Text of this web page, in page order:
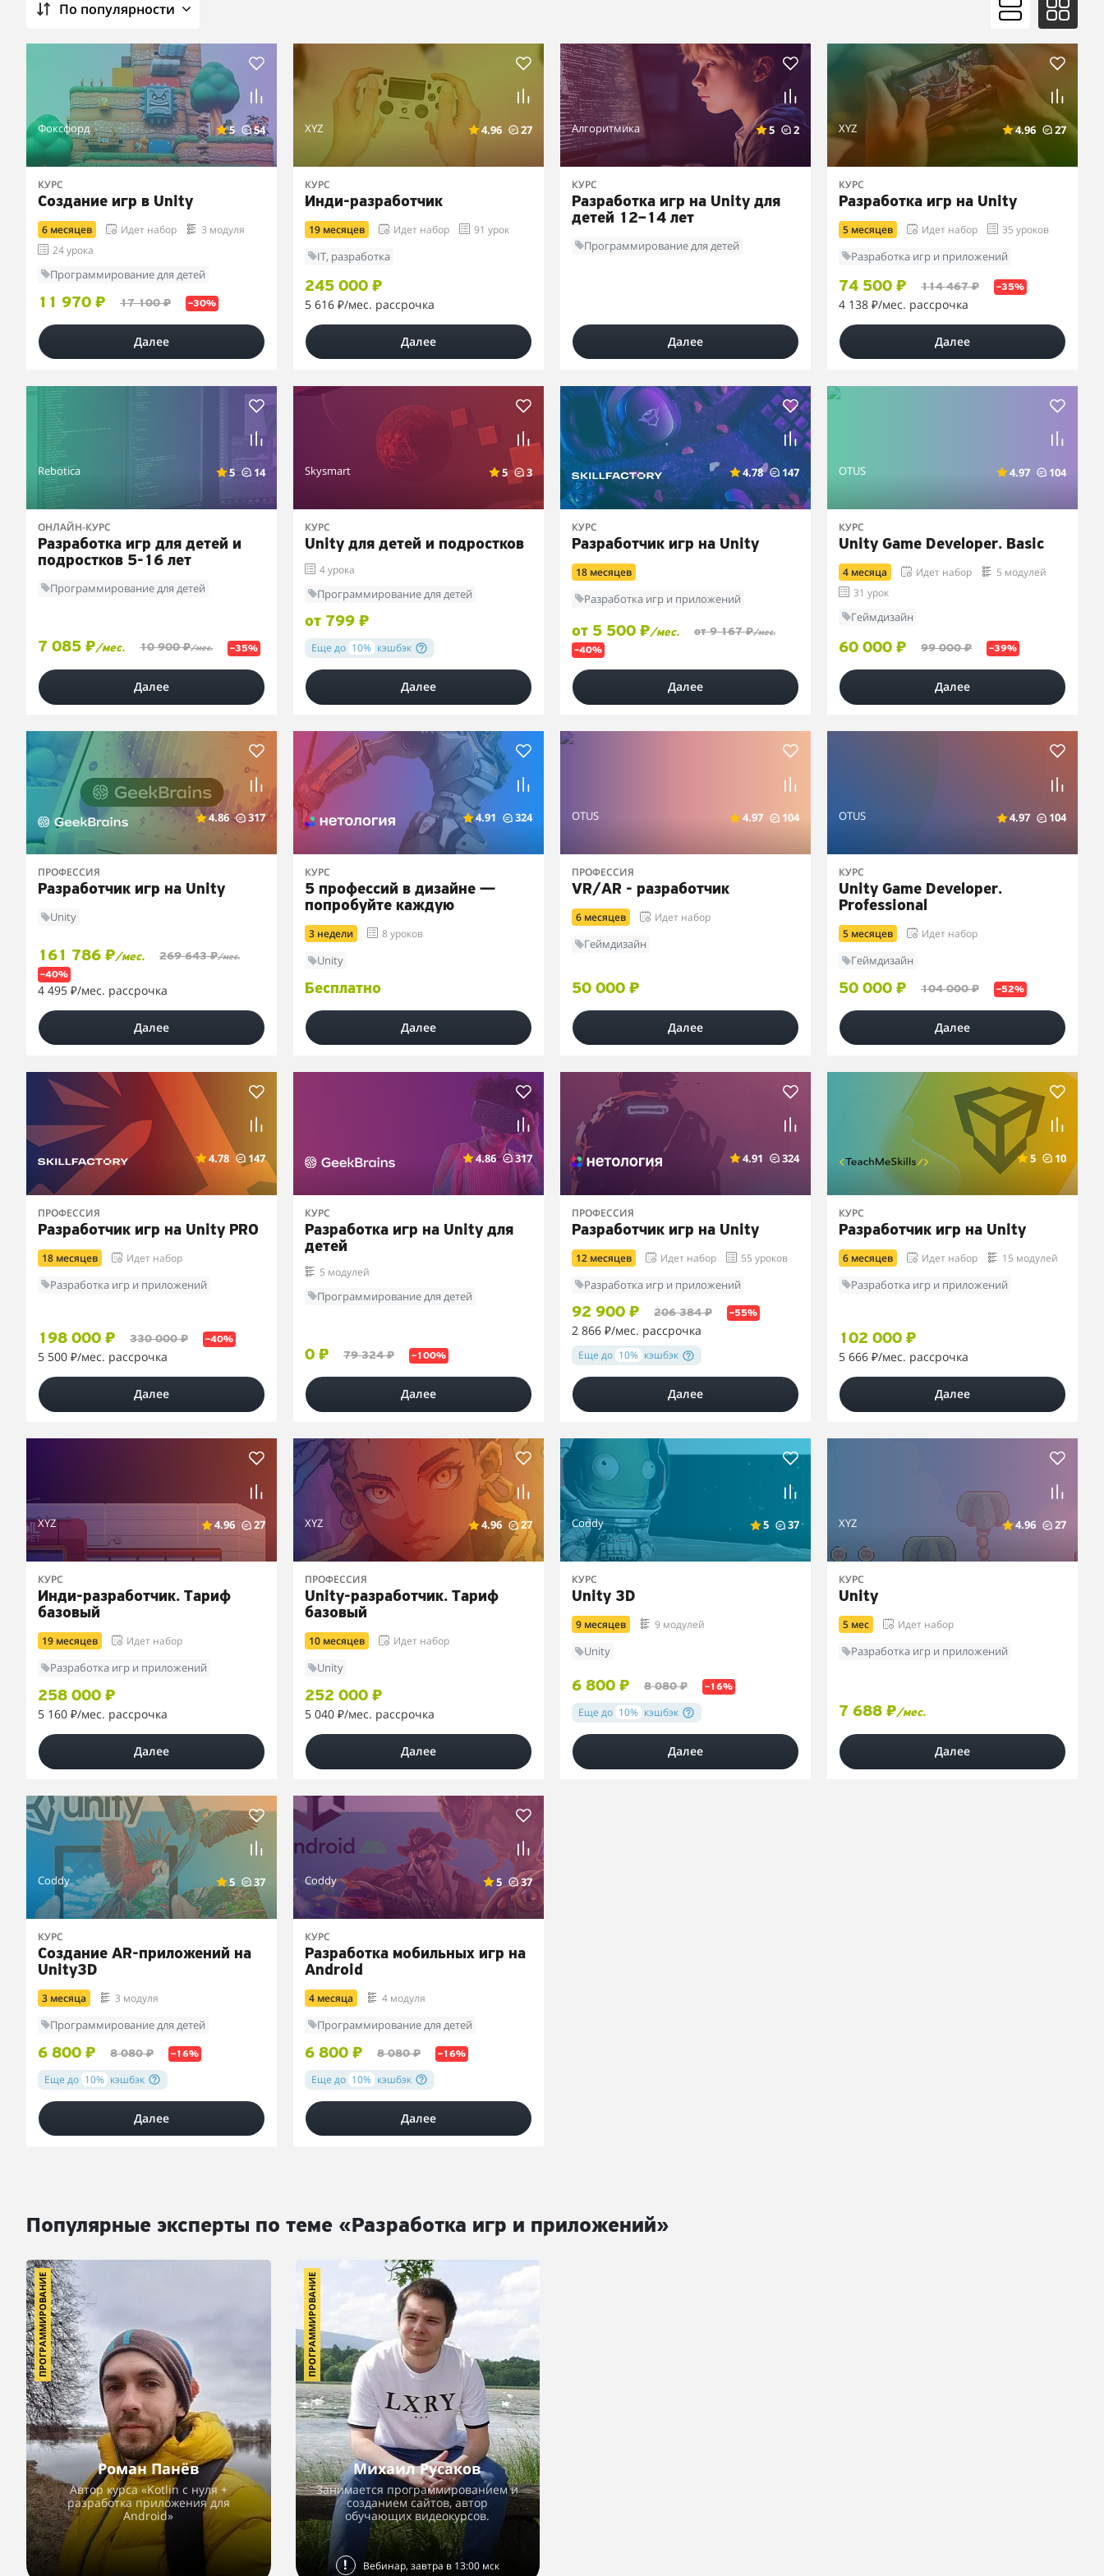
По популярности
Фоксфорд 5 54
КУРС
Создание игр в Unity
6 месяцев Идет набор
3 модуля
24 урока
Программирование для детей
11 970 ₽ 17 100 ₽ –30%
Далее
XYZ 4.96 27
КУРС
Инди-разработчик
19 месяцев Идет набор 91 урок
IT, разработка
245 000 ₽
5 616 ₽/мес. рассрочка
Далее
Алгоритмика 5 2
КУРС
Разработка игр на Unity для
детей 12–14 лет
Программирование для детей
Далее
XYZ 4.96 27
КУРС
Разработка игр на Unity
5 месяцев Идет набор 35 уроков
Разработка игр и приложений
74 500 ₽ 114 467 ₽ –35%
4 138 ₽/мес. рассрочка
Далее
Rebotica 5 14
ОНЛАЙН-КУРС
Разработка игр для детей и
подростков 5-16 лет
Программирование для детей
7 085 ₽/мес. 10 900 ₽/мес. –35%
Далее
Skysmart 5 3
КУРС
Unity для детей и подростков
4 урока
Программирование для детей
от 799 ₽
Еще до 10% кэшбэк
Далее
4.78 147
КУРС
Разработчик игр на Unity
18 месяцев
Разработка игр и приложений
от 5 500 ₽/мес. от 9 167 ₽/мес.
–40%
Далее
OTUS 4.97 104
КУРС
Unity Game Developer. Basic
4 месяца Идет набор
5 модулей
31 урок
Геймдизайн
60 000 ₽ 99 000 ₽ –39%
Далее
4.86 317
ПРОФЕССИЯ
Разработчик игр на Unity
Unity
161 786 ₽/мес. 269 643 ₽/мес.
–40%
4 495 ₽/мес. рассрочка
Далее
4.91 324
КУРС
5 профессий в дизайне —
попробуйте каждую
3 недели 8 уроков
Unity
Бесплатно
Далее
OTUS 4.97 104
ПРОФЕССИЯ
VR/AR - разработчик
6 месяцев Идет набор
Геймдизайн
50 000 ₽
Далее
OTUS 4.97 104
КУРС
Unity Game Developer.
Professional
5 месяцев Идет набор
Геймдизайн
50 000 ₽ 104 000 ₽ –52%
Далее
4.78 147
ПРОФЕССИЯ
Разработчик игр на Unity PRO
18 месяцев Идет набор
Разработка игр и приложений
198 000 ₽ 330 000 ₽ –40%
5 500 ₽/мес. рассрочка
Далее
4.86 317
КУРС
Разработка игр на Unity для
детей
5 модулей
Программирование для детей
0 ₽ 79 324 ₽ –100%
Далее
4.91 324
ПРОФЕССИЯ
Разработчик игр на Unity
12 месяцев Идет набор 55 уроков
Разработка игр и приложений
92 900 ₽ 206 384 ₽ –55%
2 866 ₽/мес. рассрочка
Еще до 10% кэшбэк
Далее
5 10
КУРС
Разработчик игр на Unity
6 месяцев Идет набор 15 модулей
Разработка игр и приложений
102 000 ₽
5 666 ₽/мес. рассрочка
Далее
XYZ 4.96 27
КУРС
Инди-разработчик. Тариф
базовый
19 месяцев Идет набор
Разработка игр и приложений
258 000 ₽
5 160 ₽/мес. рассрочка
Далее
XYZ 4.96 27
ПРОФЕССИЯ
Unity-разработчик. Тариф
базовый
10 месяцев Идет набор
Unity
252 000 ₽
5 040 ₽/мес. рассрочка
Далее
Coddy 5 37
КУРС
Unity 3D
9 месяцев 9 модулей
Unity
6 800 ₽ 8 080 ₽ –16%
Еще до 10% кэшбэк
Далее
XYZ 4.96 27
КУРС
Unity
5 мес Идет набор
Разработка игр и приложений
7 688 ₽/мес.
Далее
Coddy 5 37
КУРС
Создание AR-приложений на
Unity3D
3 месяца 3 модуля
Программирование для детей
6 800 ₽ 8 080 ₽ –16%
Еще до 10% кэшбэк
Далее
Coddy 5 37
КУРС
Разработка мобильных игр на
Android
4 месяца 4 модуля
Программирование для детей
6 800 ₽ 8 080 ₽ –16%
Еще до 10% кэшбэк
Далее
Популярные эксперты по теме «Разработка игр и приложений»
Роман Панёв
Автор курса «Kotlin с нуля +
разработка приложения для
Android»
ПРОГРАММИРОВАНИЕ
Михаил Русаков
Занимается программированием и
созданием сайтов, автор
обучающих видеокурсов.
! Вебинар, завтра в 13:00 мск
ПРОГРАММИРОВАНИЕ